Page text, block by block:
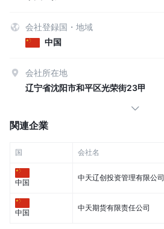
会社登録国・地域
中国
会社所在地
辽宁省沈阳市和平区光荣街23甲
関連企業
国 会社名
中国
中天辽创投资管理有限公司
中国
中天期货有限责任公司